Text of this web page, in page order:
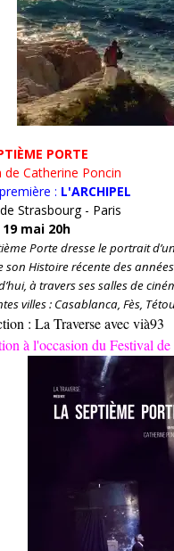
PORTE
de Catherine Poncin
: L'ARCHIPEL
Strasbourg - Paris
mai 20h
Porte dresse le portrait
son Histoire récente des
à travers ses salles de
villes : Casablanca, Fès,
: La Traverse avec vià93
à l'occasion du Festival